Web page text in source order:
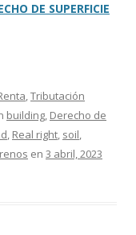
DE SUPERFICIE
,Tributación
building, Derecho de
, Real right, soil,
en 3 abril, 2023